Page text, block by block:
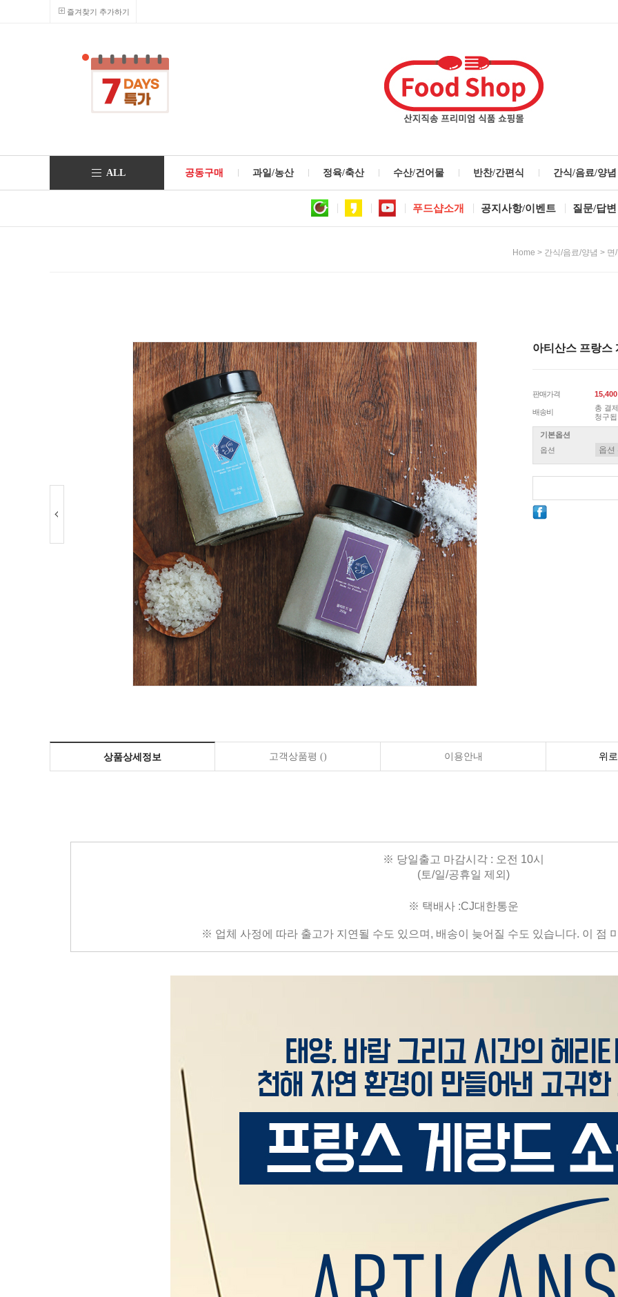
즐겨찾기 추가하기
ALL 공동구매 과일/농산 정육/축산 수산/건어물 반찬/간편식 간식/음료/양념
푸드샵소개 공지사항/이벤트 질문/답변
Home > 간식/음료/양념 > 면
아티산스 프랑스
판매가격
배송비
총 결
청구
기본옵션
옵션
상품상세정보 고객상품평 () 이용안내 위
※ 당일출고 마감시각 : 오전 10시
(토/일/공휴일 제외)
※ 택배사 :CJ대한통운
※ 업체 사정에 따라 출고가 지연될 수도 있으며, 배송이 늦어질 수도 있습니다. 이 점